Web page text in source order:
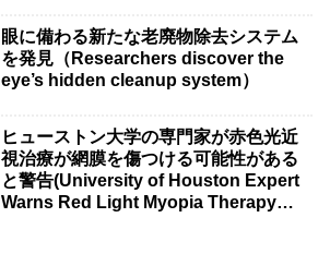
眼に備わる新たな老廃物除去システム
を発見（Researchers discover the
eye’s hidden cleanup system）
ヒューストン大学の専門家が赤色光近
視治療が網膜を傷つける可能性がある
と警告(University of Houston Expert
Warns Red Light Myopia Therapy